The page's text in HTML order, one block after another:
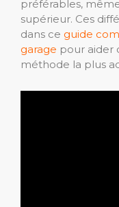
préférables,
supérieur. Ces
dans ce guide
garage pour aider
méthode la plus